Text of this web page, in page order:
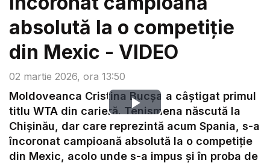
02 martie 2026, ora 13:50
absolută la o competiție
din Mexic - VIDEO
Play
Video
Moldoveanca Cristina Bucșa a câștigat primul
titlu WTA din carieră. Tenismena născută la
Chișinău, dar care reprezintă acum Spania, s-a
încoronat campioană absolută la o competiție
din Mexic, acolo unde s-a impus și în proba de